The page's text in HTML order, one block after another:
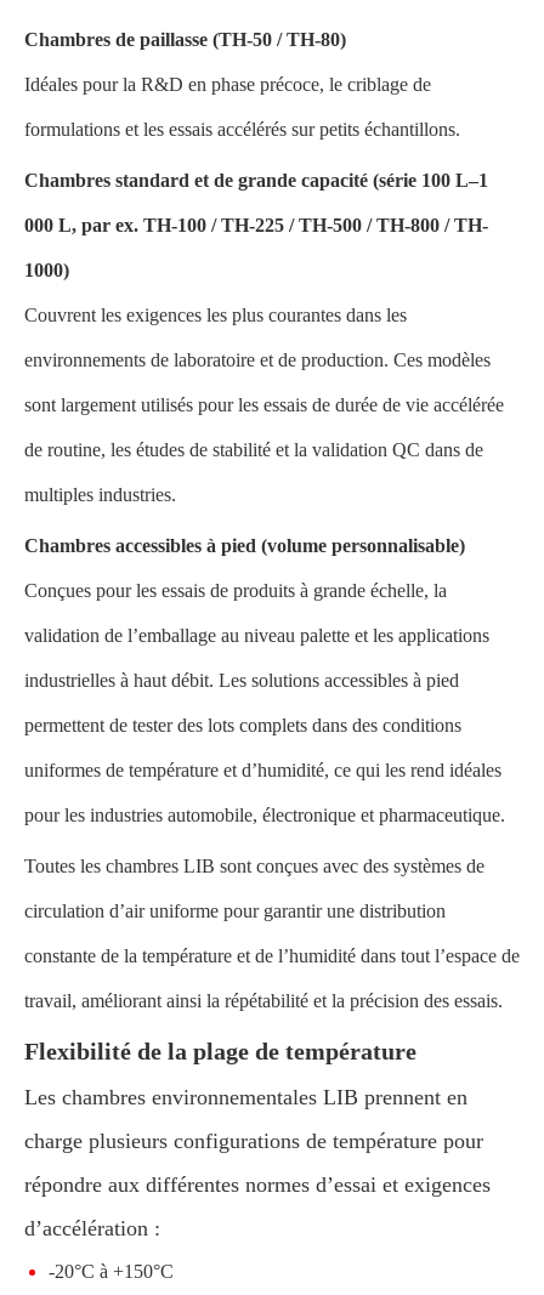
Chambres de paillasse (TH-50 / TH-80)
Idéales pour la R&D en phase précoce, le criblage de
formulations et les essais accélérés sur petits échantillons.
Chambres standard et de grande capacité (série 100 L–1
000 L, par ex. TH-100 / TH-225 / TH-500 / TH-800 / TH-
1000)
Couvrent les exigences les plus courantes dans les
environnements de laboratoire et de production. Ces modèles
sont largement utilisés pour les essais de durée de vie accélérée
de routine, les études de stabilité et la validation QC dans de
multiples industries.
Chambres accessibles à pied (volume personnalisable)
Conçues pour les essais de produits à grande échelle, la
validation de l’emballage au niveau palette et les applications
industrielles à haut débit. Les solutions accessibles à pied
permettent de tester des lots complets dans des conditions
uniformes de température et d’humidité, ce qui les rend idéales
pour les industries automobile, électronique et pharmaceutique.
Toutes les chambres LIB sont conçues avec des systèmes de
circulation d’air uniforme pour garantir une distribution
constante de la température et de l’humidité dans tout l’espace de
travail, améliorant ainsi la répétabilité et la précision des essais.
Flexibilité de la plage de température
Les chambres environnementales LIB prennent en
charge plusieurs configurations de température pour
répondre aux différentes normes d’essai et exigences
d’accélération :
-20°C à +150°C